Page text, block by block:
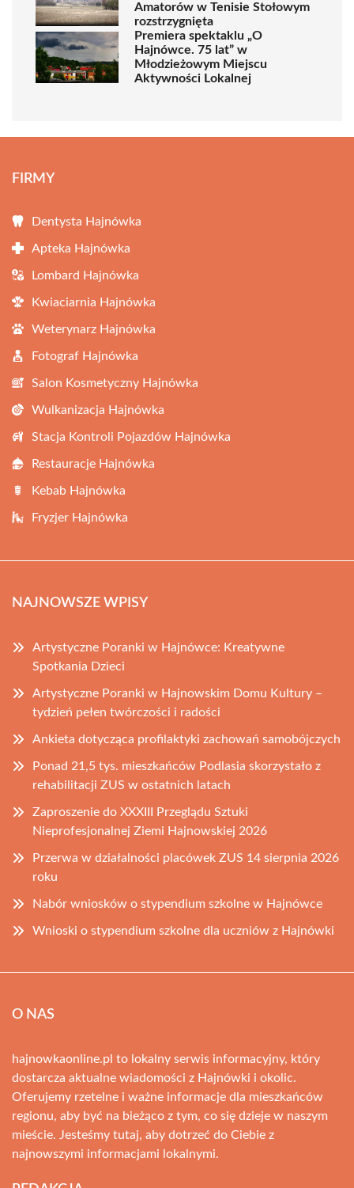
Amatorów w Tenisie Stołowym
rozstrzygnięta
Premiera spektaklu „O
Hajnówce. 75 lat” w
Młodzieżowym Miejscu
Aktywności Lokalnej
FIRMY
Dentysta Hajnówka
Apteka Hajnówka
Lombard Hajnówka
Kwiaciarnia Hajnówka
Weterynarz Hajnówka
Fotograf Hajnówka
Salon Kosmetyczny Hajnówka
Wulkanizacja Hajnówka
Stacja Kontroli Pojazdów Hajnówka
Restauracje Hajnówka
Kebab Hajnówka
Fryzjer Hajnówka
NAJNOWSZE WPISY
Artystyczne Poranki w Hajnówce: Kreatywne
Spotkania Dzieci
Artystyczne Poranki w Hajnowskim Domu Kultury –
tydzień pełen twórczości i radości
Ankieta dotycząca profilaktyki zachowań samobójczych
Ponad 21,5 tys. mieszkańców Podlasia skorzystało z
rehabilitacji ZUS w ostatnich latach
Zaproszenie do XXXIII Przeglądu Sztuki
Nieprofesjonalnej Ziemi Hajnowskiej 2026
Przerwa w działalności placówek ZUS 14 sierpnia 2026
roku
Nabór wniosków o stypendium szkolne w Hajnówce
Wnioski o stypendium szkolne dla uczniów z Hajnówki
O NAS
hajnowkaonline.pl to lokalny serwis informacyjny, który
dostarcza aktualne wiadomości z Hajnówki i okolic.
Oferujemy rzetelne i ważne informacje dla mieszkańców
regionu, aby być na bieżąco z tym, co się dzieje w naszym
mieście. Jesteśmy tutaj, aby dotrzeć do Ciebie z
najnowszymi informacjami lokalnymi.